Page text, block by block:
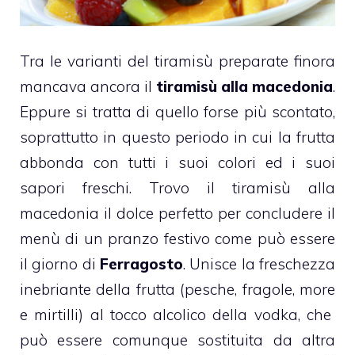
Tra le varianti del tiramisù preparate finora
mancava ancora il tiramisù alla macedonia.
Eppure si tratta di quello forse più scontato,
soprattutto in questo periodo in cui la frutta
abbonda con tutti i suoi colori ed i suoi
sapori freschi. Trovo il tiramisù alla
macedonia il dolce perfetto per concludere il
menù di un pranzo festivo come può essere
il giorno di Ferragosto. Unisce la freschezza
inebriante della frutta (pesche, fragole, more
e mirtilli) al tocco alcolico della vodka, che
può essere comunque sostituita da altra